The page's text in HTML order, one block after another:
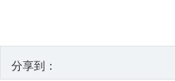
分享到：